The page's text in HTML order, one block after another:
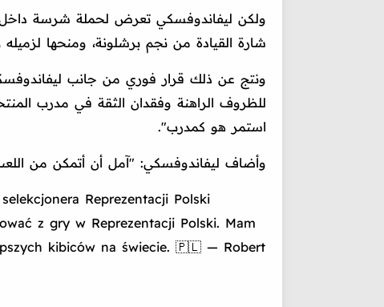
ولكن ليفاندوفسكي تعرض لحملة شرسة
شارة القيادة من نجم برشلونة، ومنحها لزميله
ونتج عن ذلك قرار فوري من جانب
للظروف الراهنة وفقدان الثقة في مدرب
استمر هو كمدرب".
وأضاف ليفاندوفسكي: "آمل أن أتمكن من
Reprezentacji Polski
z gry w Reprezentacji Polski. Mam
kibiców na świecie. 🇵🇱 — Robert